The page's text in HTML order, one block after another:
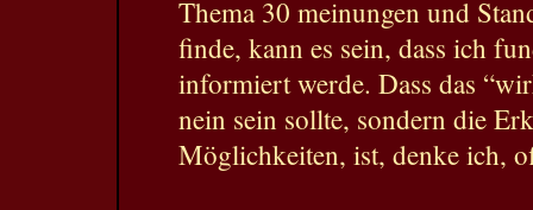
Thema 30 meinungen und
finde, kann es sein, dass ich
informiert werde. Dass das
nein sein sollte, sondern die
Möglichkeiten, ist, denke ich,